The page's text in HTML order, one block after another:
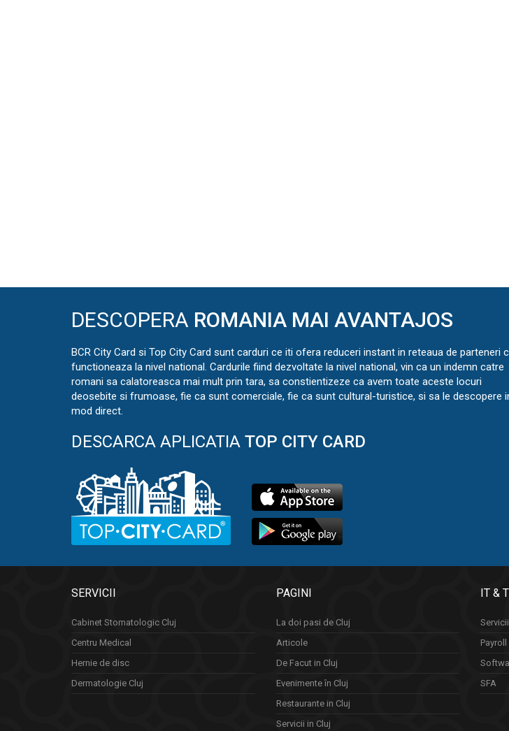
DESCOPERA ROMANIA MAI AVANTAJOS
BCR City Card si Top City Card sunt carduri ce iti ofera reduceri instant in reteaua de parteneri
functioneaza la nivel national. Cardurile fiind dezvoltate la nivel national, vin ca un indemn catre
romani sa calatoreasca mai mult prin tara, sa constientizeze ca avem toate aceste locuri
deosebite si frumoase, fie ca sunt comerciale, fie ca sunt cultural-turistice, si sa le descopere
mod direct.
DESCARCA APLICATIA TOP CITY CARD
SERVICII
Cabinet Stomatologic Cluj
Centru Medical
Hernie de disc
Dermatologie Cluj
PAGINI
La doi pasi de Cluj
Articole
De Facut in Cluj
Evenimente în Cluj
Restaurante in Cluj
Servicii in Cluj
IT &
Payroll
SFA